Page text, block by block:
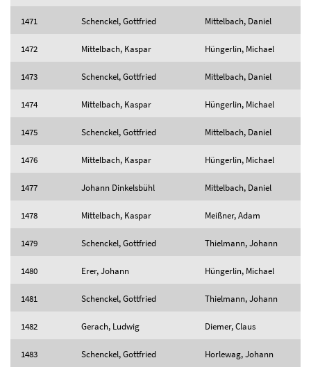
1471 Schenckel, Gottfried Mittelbach, Daniel
1472 Mittelbach, Kaspar Hüngerlin, Michael
1473 Schenckel, Gottfried Mittelbach, Daniel
1474 Mittelbach, Kaspar Hüngerlin, Michael
1475 Schenckel, Gottfried Mittelbach, Daniel
1476 Mittelbach, Kaspar Hüngerlin, Michael
1477 Johann Dinkelsbühl Mittelbach, Daniel
1478 Mittelbach, Kaspar Meißner, Adam
1479 Schenckel, Gottfried Thielmann, Johann
1480 Erer, Johann Hüngerlin, Michael
1481 Schenckel, Gottfried Thielmann, Johann
1482 Gerach, Ludwig Diemer, Claus
1483 Schenckel, Gottfried Horlewag, Johann